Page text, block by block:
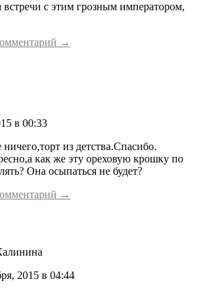
с этим грозным императором,
→
в 00:33
из детства.Спасибо.
как же эту ореховую крошку по
Она осыпаться не будет?
→
2015 в 04:44